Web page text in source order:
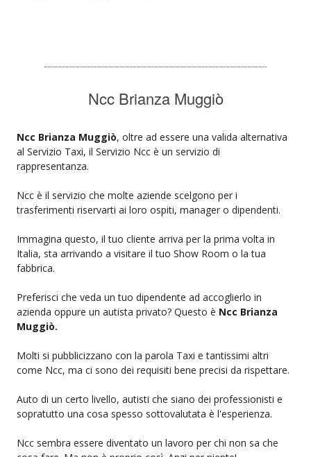
Ncc Brianza Muggiò
Ncc Brianza Muggiò, oltre ad essere una valida alternativa
al Servizio Taxi, il Servizio Ncc è un servizio di
rappresentanza.
Ncc è il servizio che molte aziende scelgono per i
trasferimenti riservarti ai loro ospiti, manager o dipendenti.
Immagina questo, il tuo cliente arriva per la prima volta in
Italia, sta arrivando a visitare il tuo Show Room o la tua
fabbrica.
Preferisci che veda un tuo dipendente ad accoglierlo in
azienda oppure un autista privato? Questo è Ncc Brianza
Muggiò.
Molti si pubblicizzano con la parola Taxi e tantissimi altri
come Ncc, ma ci sono dei requisiti bene precisi da rispettare.
Auto di un certo livello, autisti che siano dei professionisti e
sopratutto una cosa spesso sottovalutata è l'esperienza.
Ncc sembra essere diventato un lavoro per chi non sa che